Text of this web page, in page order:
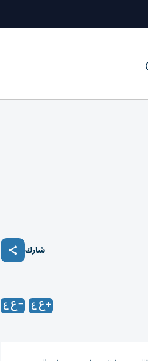
شارك